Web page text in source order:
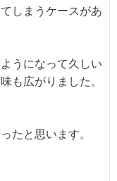
しまうケースがあ
うになって久しい
も広がりました。
たと思います。